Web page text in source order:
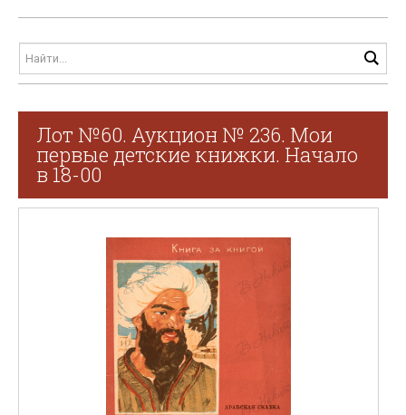
Лот №60. Аукцион № 236. Мои
первые детские книжки. Начало
в 18-00